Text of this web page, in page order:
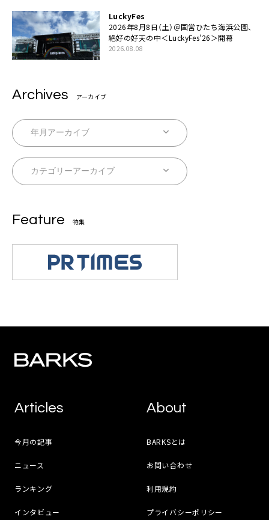
LuckyFes
2026年8月8日（土）＠国営ひたち海浜公園、
絶好の好天の中＜LuckyFes’26＞開幕
2026.08.08
Archives アーカイブ
Feature 特集
Articles
今月の記事
ニュース
ランキング
インタビュー
About
BARKSとは
お問い合わせ
利用規約
プライバシーポリシー